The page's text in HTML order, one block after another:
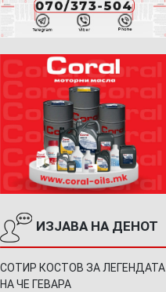
ИЗЈАВА НА ДЕНОТ
СОТИР КОСТОВ ЗА ЛЕГЕНДАТА
НА ЧЕ ГЕВАРА